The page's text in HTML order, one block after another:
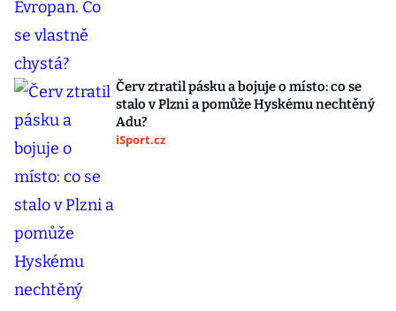
Červ ztratil pásku a bojuje o místo: co se
stalo v Plzni a pomůže Hyskému nechtěný
Adu?
iSport.cz